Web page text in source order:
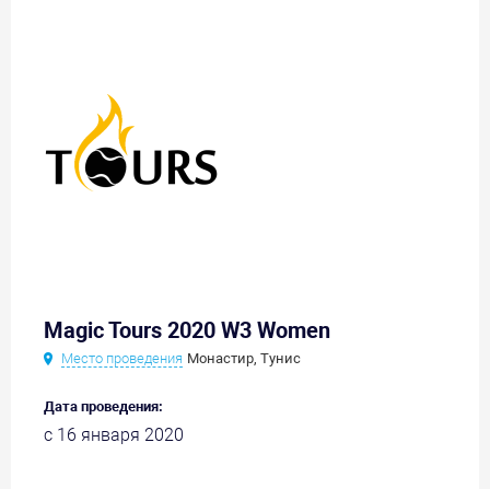
Magic Tours 2020 W3 Women
Место проведения Монастир, Тунис
Дата проведения:
с 16 января 2020